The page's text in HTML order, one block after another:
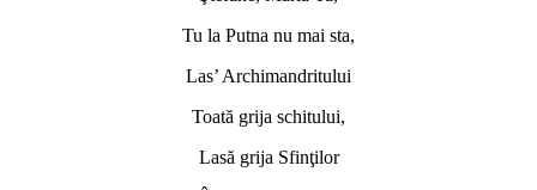
Tu la Putna nu mai sta,
Las’ Archimandritului
Toată grija schitului,
Lasă grija Sfinţilor